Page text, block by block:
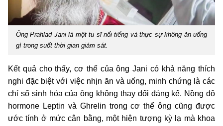
Ông Prahlad Jani là một tu sĩ nổi tiếng và thực sự không ăn uống
gì trong suốt thời gian giám sát.
Kết quả cho thấy, cơ thể của ông Jani có khả năng thích
nghi đặc biệt với việc nhịn ăn và uống, minh chứng là các
chỉ số sinh hóa của ông không thay đổi đáng kể. Nồng độ
hormone Leptin và Ghrelin trong cơ thể ông cũng được
ước tính ở mức cân bằng, một hiện tượng kỳ lạ mà khoa